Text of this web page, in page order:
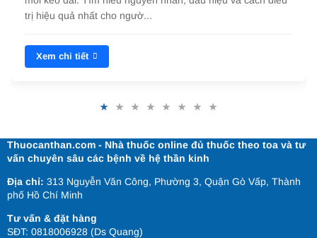
trị hiệu quả nhất cho ngườ...
Xem chi tiết
Thuocanthan.com - Nhà thuốc online đủ thuốc theo toa và tư
vấn chuyên sâu các bệnh về hệ thần kinh
Địa chỉ: 313 Nguyễn Văn Công, Phường 3, Quận Gò Vấp, Thành
phố Hồ Chí Minh
Tư vấn & đặt hàng
SĐT: 0818006928 (Ds Quang)